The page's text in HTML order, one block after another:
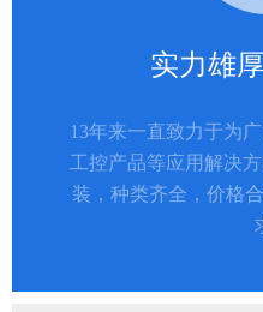
实力雄
13年来一直致力于为
工控产品等应用解决
装，种类齐全，价格